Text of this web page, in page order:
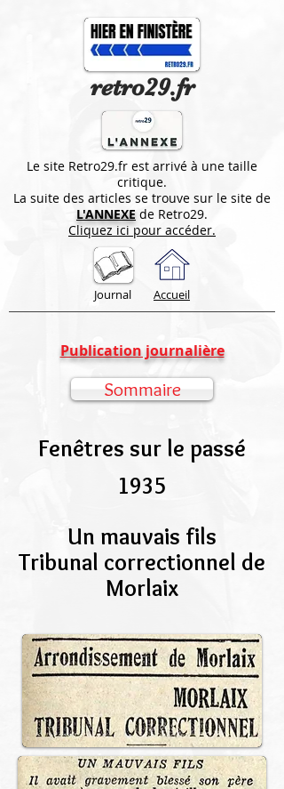
retro29.fr
Le site Retro29.fr est arrivé à une taille
critique.
La suite des articles se trouve sur le site de
L'ANNEXE de Retro29.
Cliquez ici pour accéder.
Journal Accueil
Publication journalière
Fenêtres sur le passé
1935
Un mauvais fils
Tribunal correctionnel de
Morlaix
Sommaire